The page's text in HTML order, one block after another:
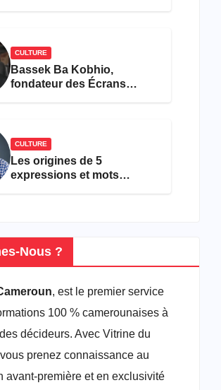
CULTURE
Bassek Ba Kobhio,
fondateur des Écrans
CULTURE
Les origines de 5
expressions et mots
Nous ?
, est le premier service
100 % camerounaises à
décideurs. Avec Vitrine du
prenez connaissance au
avant-première et en exclusivité